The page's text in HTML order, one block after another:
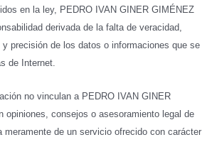
en la ley, PEDRO IVAN GINER GIMÉNEZ
derivada de la falta de veracidad,
precisión de los datos o informaciones que se
de Internet.
no vinculan a PEDRO IVAN GINER
opiniones, consejos o asesoramiento legal de
meramente de un servicio ofrecido con carácter